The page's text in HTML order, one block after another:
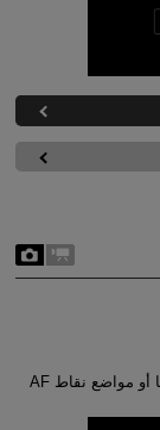
يمكنك تعيين أنواع منفصلة من مناطق ضبط البؤرة تلقائيًا أو مواضع نقاط AF